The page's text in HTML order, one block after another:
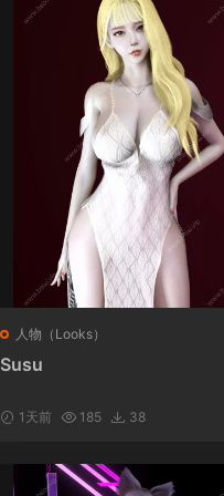
人物（Looks）
Susu
1天前 185 38